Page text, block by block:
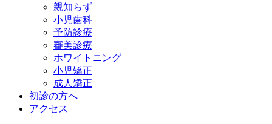
親知らず
小児歯科
予防診療
審美診療
ホワイトニング
小児矯正
成人矯正
初診の方へ
アクセス